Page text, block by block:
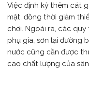
Việc định kỳ thêm cát
mặt, đồng thời giảm
chơi. Ngoài ra, các
phụ gia, sơn lại đường
nước cũng cần được
cao chất lượng của